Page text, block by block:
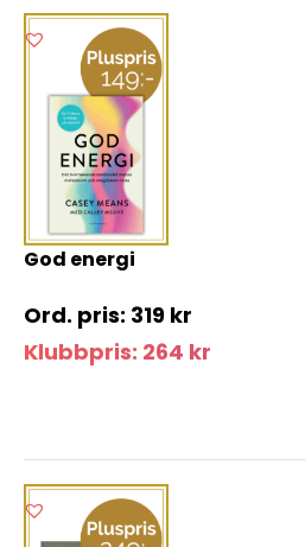
God energi
319 kr
Klubbpris: 264 kr